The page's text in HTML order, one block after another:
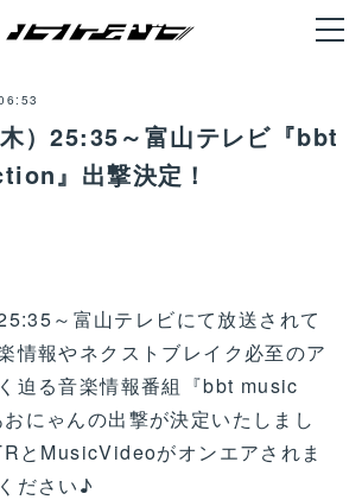
木）25:35～富山テレビ『bbt
』出撃決定！
～富山テレビにて放送されて
情報やネクストブレイク必至のア
迫る音楽情報番組『bbt music
にゃんの出撃が決定いたしまし
とMusicVideoがオンエアされま
ださい♪